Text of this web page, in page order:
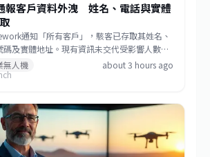
客戶資料外洩 姓名、電話與實體
通知「所有客戶」，駭客已存取其姓名、
碼及實體地址。現有資訊未交代受影響人數、
法及後續補救措施，客戶近期應提高對釣魚郵
詐騙的警覺。
無人機
about 3 hours ago